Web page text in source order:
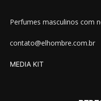
Perfumes masculinos com
contato@elhombre.com.br
MEDIA KIT